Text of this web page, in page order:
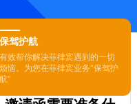
保驾护航
有效帮你解决菲律宾遇到的一切
烦恼。为您在菲律宾业务“保驾护
航”